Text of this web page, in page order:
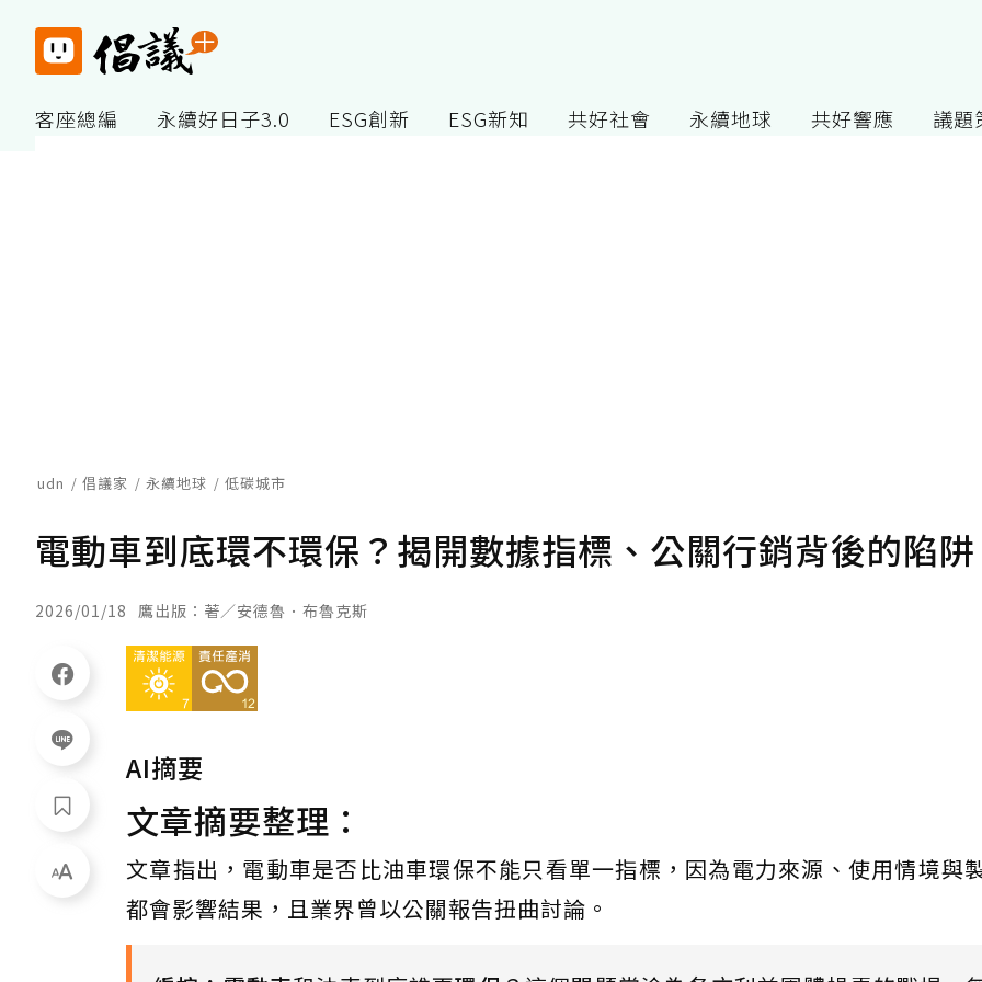
客座總編 永續好日子3.0 ESG創新 ESG新知 共好社會 永續地球 共好響應 議題
udn 倡議家 永續地球 低碳城市
電動車到底環不環保？揭開數據指標、公關行銷背後的陷阱
2026/01/18 鷹出版：著／安德魯．布魯克斯
AI摘要
文章摘要整理：
文章指出，電動車是否比油車環保不能只看單一指標，因為電力來源、使用情境與
都會影響結果，且業界曾以公關報告扭曲討論。